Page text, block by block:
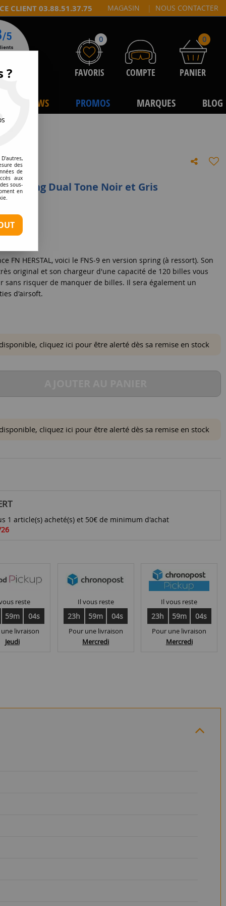
CLIENT 03.88.51.37.75 MAGASIN | NOUS CONTACTER
0
FAVORIS COMPTE
0
PANIER
NEWS PROMOS MARQUES BLOG
9 Spring Dual Tone Noir et Gris
FN HERSTAL, voici le FNS-9 en version spring (à ressort). Son
original et son chargeur d'une capacité de 120 billes vous
risquer de manquer de billes. Il sera également un
d'airsoft.
cliquez ici pour être alerté dès sa remise en stock
cliquez ici pour être alerté dès sa remise en stock
1 article(s) acheté(s) et 50€ de minimum d'achat
reste
59m 03s
livraison
Jeudi
Il vous reste
23h 59m 03s
Pour une livraison
Mercredi
Il vous reste
23h 59m 03s
Pour une livraison
Mercredi
?
des
de
aux
sous-
en